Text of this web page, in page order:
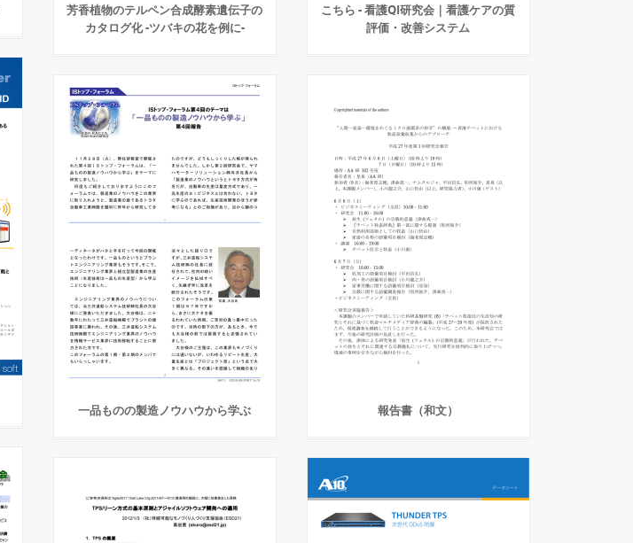
芳香植物のテルペン合成酵素遺伝子の
カタログ化 -ツバキの花を例に-
こちら - 看護QI研究会｜看護ケアの質
評価・改善システム
一品ものの製造ノウハウから学ぶ 報告書（和文）